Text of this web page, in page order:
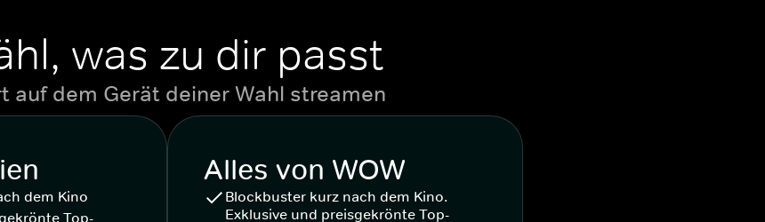
was zu dir passt
auf dem Gerät deiner Wahl streamen
dem Kino
Top-
Alles von WOW
Blockbuster kurz nach dem Kino.
Exklusive und preisgekrönte Top-